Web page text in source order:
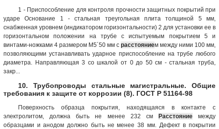
1 - Приспособление для контроля прочности защитных покрытий при
ударе Основание 1 - стальная треугольная плита толщиной 5 мм,
снабженная уровнем (индикатором горизонтальности) 2 для установки ее в
горизонтальном положении на трубе с испытуемым покрытием 5 и
винтами-ножками 4 размером М5´50 мм с расстоянием между ними 100 мм,
позволяющими устанавливать ударное приспособление на трубе любого
диаметра. Направляющая 3 со шкалой от 0 до 50 см - стальная труба,
закр...
10. Трубопроводы стальные магистральные. Общие
требования к защите от коррозии (8). ГОСТ Р 51164-98
Поверхность образца покрытия, находящаяся в контакте с
электролитом, должна быть не менее 232 см Расстояниемежду
образцами и анодом должно быть не менее 38 мм. Дефект в покрытии